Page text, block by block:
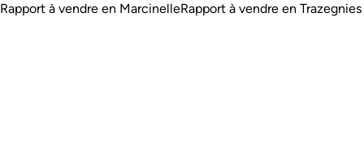
Rapport à vendre en MarcinelleRapport à vendre en Trazegnies